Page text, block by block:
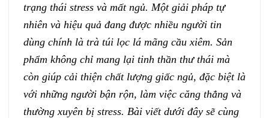
trạng thái stress và mất ngủ. Một giải pháp tự
nhiên và hiệu quả đang được nhiều người tin
dùng chính là trà túi lọc lá mãng cầu xiêm. Sản
phẩm không chỉ mang lại tinh thần thư thái mà
còn giúp cải thiện chất lượng giấc ngủ, đặc biệt là
với những người bận rộn, làm việc căng thẳng và
thường xuyên bị stress. Bài viết dưới đây sẽ cùng